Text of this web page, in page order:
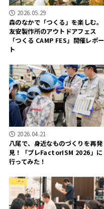
2026.05.29
森のなかで「つくる」を楽しむ。
友安製作所のアウトドアフェス
「つくる CAMP FES」開催レポー
ト
2026.04.21
八尾で、身近なものづくりを再発
見！「プレFactorISM 2026」に
行ってみた！